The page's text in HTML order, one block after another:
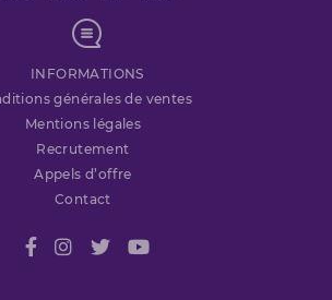
INFORMATIONS
générales de ventes
Mentions légales
Recrutement
Appels d’offre
Contact